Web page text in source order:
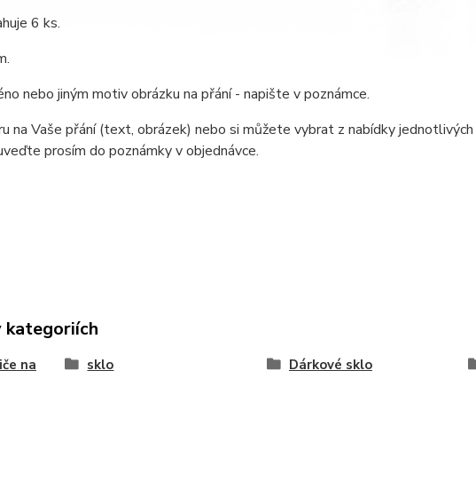
6 ks.
nebo jiným motiv obrázku na přání - napište v poznámce.
na Vaše přání (text, obrázek) nebo si můžete vybrat z nabídky
prosím do poznámky v objednávce.
kategoriích
na
sklo Dárkové sklo